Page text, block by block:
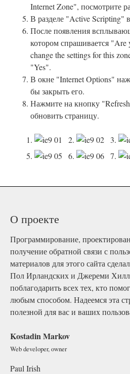
Internet Zone", посмотрите
В разделе "Active Scripting"
После появления
котором спрашивается "Are
change the settings for this
"Yes".
В окне "Internet Options"
бы закрыть его.
Нажмите на кнопку
обновить страницу.
1. 2. 3.
5.
6. 7.
О проекте
Программирование,
получение обратной связи с
материалов для этого сайта
Пол Ирландских и Джереми
поблагодарить всех тех, кто
любым способом. Надеемся эта
полезной для вас и ваших
Kostadin Markov
Web developer, owner
Paul Irish